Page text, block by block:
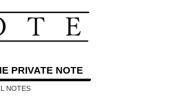
PRIVATE NOTE
NOTES